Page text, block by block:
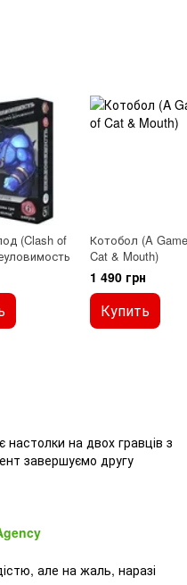
(Clash of
Котобол (A
Cat & Mouth)
1 490 грн
Купить
настолки на двох гравців з
завершуємо другу
але на жаль, наразі